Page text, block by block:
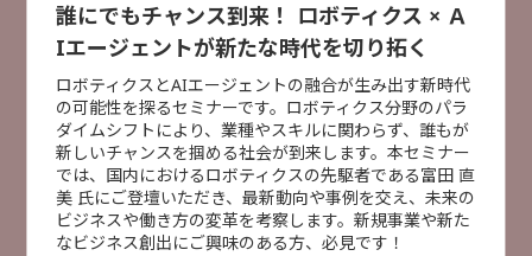
B11 10:00 ~ 11:00 受付終了
ス」の条件
フリー株式会社
佐々木 大輔 氏
株式会社月刊総務
豊田 健一 氏
業務DX
誰にでもチャンス到来！ ロボティクス × Ａ
Iエージェントが新たな時代を切り拓く
ロボティクスとAIエージェントの融合が生み出す新時代
の可能性を探るセミナーです。ロボティクス分野のパラ
ダイムシフトにより、業種やスキルに関わらず、誰もが
新しいチャンスを掴める社会が到来します。本セミナー
では、国内におけるロボティクスの先駆者である富田 直
美 氏にご登壇いただき、最新動向や事例を交え、未来の
ビジネスや働き方の変革を考察します。新規事業や新た
なビジネス創出にご興味のある方、必見です！